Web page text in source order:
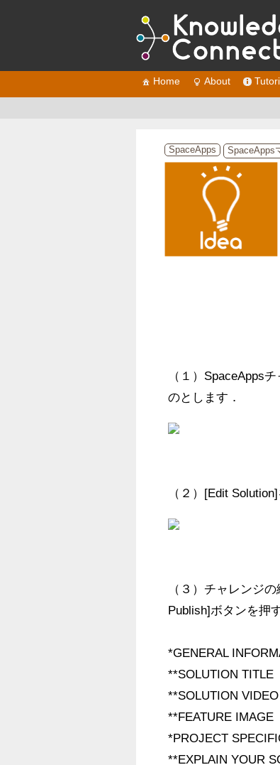
Home About
SpaceApps SpaceApps
（１）SpaceApps
のとします．
（２）[Edit
（３）チャレンジ
Publish]ボタンを押
*GENERAL
**SOLUTION TITLE
**SOLUTION VIDEO
**FEATURE IMAGE
*PROJECT
**EXPLAIN YOUR